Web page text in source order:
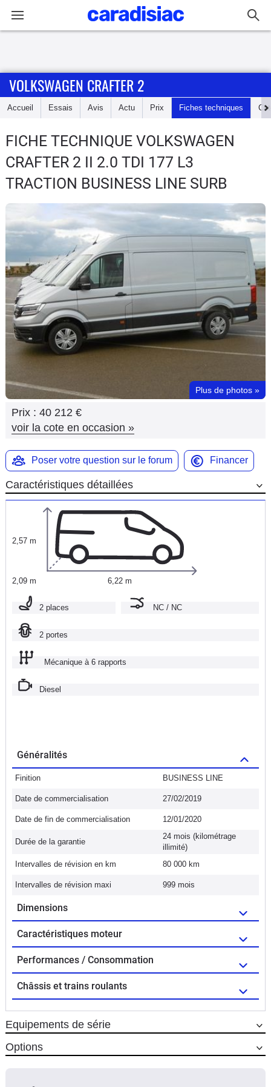
Accueil
Essais
Guide
d'achat
Electriques
Utilitaires
Flottes
Auto
Services
Forum
Moto
Marques
VOLKSWAGEN CRAFTER 2
Accueil Essais Avis Actu Prix Fiches techniques
FICHE TECHNIQUE VOLKSWAGEN
CRAFTER 2 II 2.0 TDI 177 L3
TRACTION BUSINESS LINE SURB
Plus de photos »
Prix : 40 212 €
voir la cote en occasion »
Poser votre question sur le forum Financer
Caractéristiques détaillées
2,57 m
2,09 m 6,22 m
2 places NC / NC
2 portes
Mécanique à 6 rapports
Diesel
Généralités
Finition BUSINESS LINE
Date de commercialisation 27/02/2019
Date de fin de commercialisation 12/01/2020
Durée de la garantie
24 mois (kilométrage
illimité)
Intervalles de révision en km
80 000 km
Intervalles de révision maxi 999 mois
Dimensions
Caractéristiques moteur
Performances / Consommation
Châssis et trains roulants
Equipements de série
Options